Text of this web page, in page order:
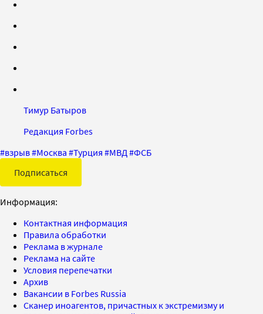
Тимур Батыров
Редакция Forbes
#взрыв#Москва #Турция #МВД #ФСБ
Подписаться
Информация:
Контактная информация
Правила обработки
Реклама в журнале
Реклама на сайте
Условия перепечатки
Архив
Вакансии в Forbes Russia
Сканер иноагентов, причастных к экстремизму и